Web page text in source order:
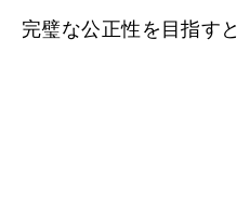
完璧な公正性を目指すと